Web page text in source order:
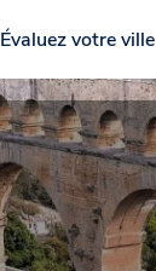
Évaluez votre ville